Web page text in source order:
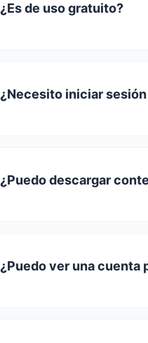
¿Es de uso gratuito?
¿Necesito iniciar
¿Puedo descargar
¿Puedo ver una cuenta